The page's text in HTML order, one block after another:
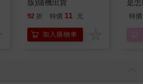
版)隨機出貨
92 折 特價 11 元
加入購物車
是
特價